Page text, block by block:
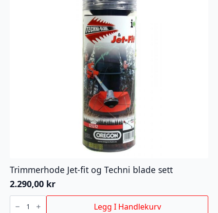
Trimmerhode Jet-fit og Techni blade sett
2.290,00 kr
Trimmerhode
Jet- Legg I Handlekurv